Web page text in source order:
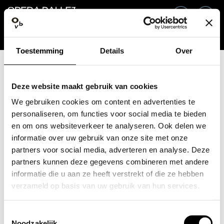
Toestemming Details Over
Deze website maakt gebruik van cookies
We gebruiken cookies om content en advertenties te
personaliseren, om functies voor social media te bieden
en om ons websiteverkeer te analyseren. Ook delen we
informatie over uw gebruik van onze site met onze
partners voor social media, adverteren en analyse. Deze
partners kunnen deze gegevens combineren met andere
informatie die u aan ze heeft verstrekt of die ze hebben
verzameld op basis van uw gebruik van hun services.
Wachtwoord Wachtwoord vergeten?
Account maken